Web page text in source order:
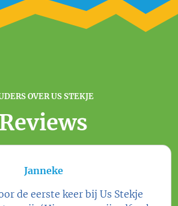
OVER US STEKJE
Reviews
Janneke
de eerste keer bij Us Stekje